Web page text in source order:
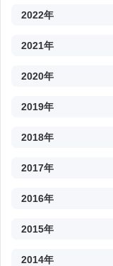
2022年
2021年
2020年
2019年
2018年
2017年
2016年
2015年
2014年